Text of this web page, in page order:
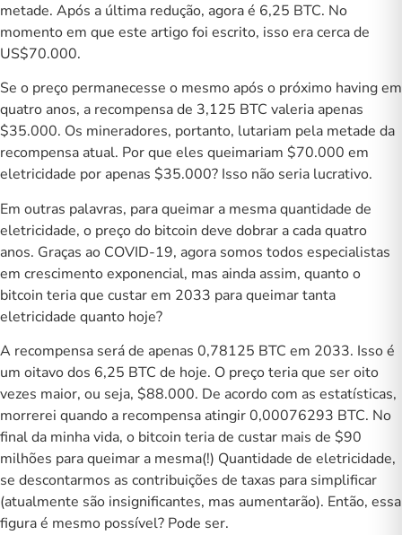
metade. Após a última redução, agora é 6,25 BTC. No
momento em que este artigo foi escrito, isso era cerca de
US$70.000.
Se o preço permanecesse o mesmo após o próximo havingem
quatro anos, a recompensa de 3,125 BTC valeria apenas
$35.000. Os mineradores, portanto, lutariam pela metade da
recompensa atual. Por que eles queimariam $70.000 em
eletricidade por apenas $35.000? Isso não seria lucrativo.
Em outras palavras, para queimar a mesma quantidade de
eletricidade, o preço do bitcoin deve dobrar a cada quatro
anos. Graças ao COVID-19, agora somos todos especialistas
em crescimento exponencial, mas ainda assim, quanto o
bitcoin teria que custar em 2033 para queimar tanta
eletricidade quanto hoje?
A recompensa será de apenas 0,78125 BTC em 2033. Isso é
um oitavo dos 6,25 BTC de hoje. O preço teria que ser oito
vezes maior, ou seja, $88.000. De acordo com as estatísticas,
morrerei quando a recompensa atingir 0,00076293 BTC. No
final da minha vida, o bitcoin teria de custar mais de $90
milhões para queimar a mesma(!) Quantidade de eletricidade,
se descontarmos as contribuições de taxas para simplificar
(atualmente são insignificantes, mas aumentarão). Então, essa
figura é mesmo possível? Pode ser.